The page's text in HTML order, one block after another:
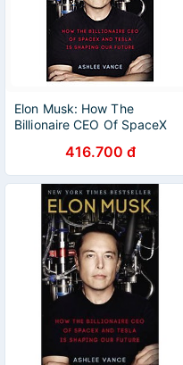
Elon Musk: How The
Billionaire CEO Of SpaceX
416.700 đ